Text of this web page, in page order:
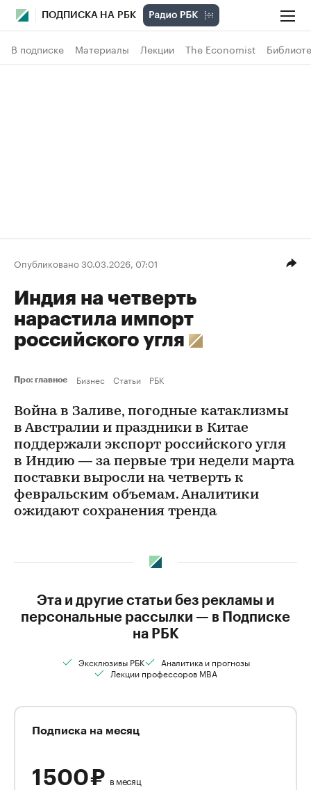
ПОДПИСКА НА РБК
В подписке Материалы Лекции The Economist
Опубликовано 30.03.2026, 07:01
Индия на четверть
нарастила импорт
российского угля
Про: главное Бизнес Статьи РБК
Война в Заливе, погодные катаклизмы
в Австралии и праздники в Китае
поддержали экспорт российского угля
в Индию — за первые три недели марта
поставки выросли на четверть к
февральским объемам. Аналитики
ожидают сохранения тренда
Эта и другие статьи без рекламы и
персональные рассылки — в Подписке
на РБК
Эксклюзивы РБК
Аналитика и прогнозы
Лекции профессоров MBA
Подписка на месяц
1 500 ₽ в месяц